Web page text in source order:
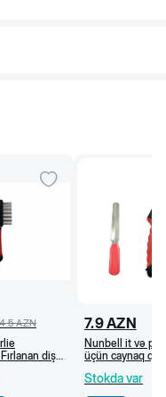
AZN
dişli
7.9AZN
Nunbell it və
üçün caynaq
Stokda var